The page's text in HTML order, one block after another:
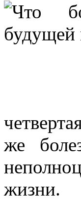
же
жизни.